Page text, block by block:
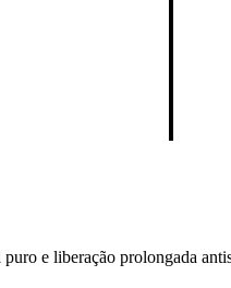
e liberação prolongada